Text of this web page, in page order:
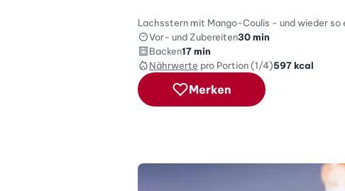
Lachsstern mit Mango-Coulis - und wieder so
Vor- und Zubereiten30 min
Backen17 min
Nährwerte pro Portion (1/4)597 kcal
Merken